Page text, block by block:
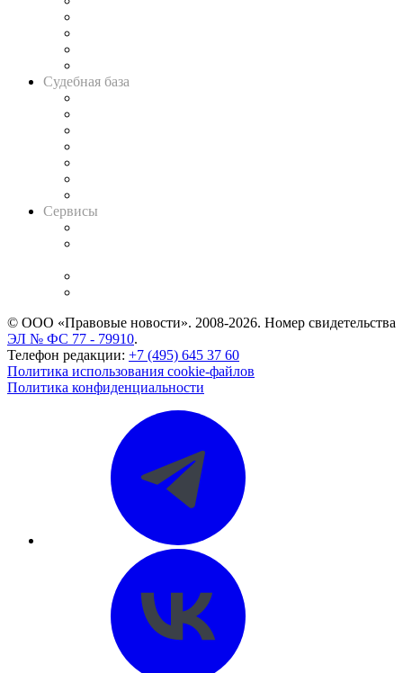
Судебная база
Сервисы
© ООО «Правовые новости». 2008-2026. Номер свидетельства
ЭЛ № ФС 77 - 79910.
Телефон редакции: +7 (495) 645 37 60
Политика использования cookie-файлов
Политика конфиденциальности